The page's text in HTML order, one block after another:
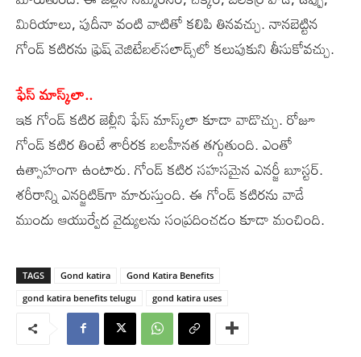
మిరియాలు, పుదీనా వంటి వాటితో కలిపి తినవచ్చు. నానబెట్టిన
గోండ్‌ కటిరను ఫ్రెష్‌ వెజిటేబల్‌సలాడ్స్‌లో కలుపుకుని తీసుకోవచ్చు.
ఫేస్‌ మాస్క్‌లా..
ఇక గోండ్‌ కటిర జెల్లీని ఫేస్‌ మాస్క్‌లా కూడా వాడొచ్చు. రోజూ
గోండ్‌ కటిర తింటే శారీరక బలహీనత తగ్గుతుంది. ఎంతో
ఉత్సాహంగా ఉంటారు. గోండ్‌ కటిర సహసమైన ఎనర్జీ బూస్టర్‌.
శరీరాన్ని ఎనర్జిటిక్‌గా మారుస్తుంది. ఈ గోండ్‌ కటిరను వాడే
ముందు ఆయుర్వేద వైద్యులను సంప్రదించడం కూడా మంచింది.
TAGS Gond katira
Gond Katira Benefits
gond katira benefits telugu
gond katira uses